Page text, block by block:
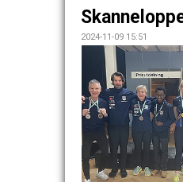
2024-11-09 15:51